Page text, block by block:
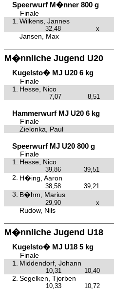
Speerwurf M�nner 800 g
Finale
1.
Wilkens, Jannes
32,48
x
Jansen, Max
M�nnliche Jugend U20
Kugelsto� MJ U20 6 kg
Finale
1.
Hesse, Nico
7,07
8,51
Hammerwurf MJ U20 6 kg
Finale
Zielonka, Paul
Speerwurf MJ U20 800 g
Finale
1.
Hesse, Nico
39,86
39,51
2. H�ing, Aaron
38,58
39,21
3. B�hm, Marius
29,90
x
Rudow, Nils
M�nnliche Jugend U18
Kugelsto� MJ U18 5 kg
Finale
1.
Middendorf, Johann
10,31
10,40
2. Segelken, Tjorben
10,33
10,72